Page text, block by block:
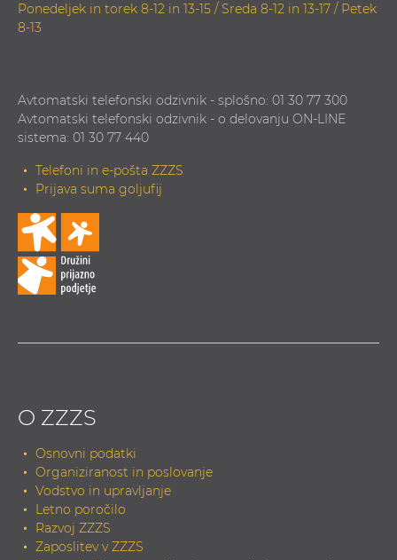
Ponedeljek in torek 8-12 in 13-15 / Sreda 8-12 in 13-17 / Petek
8-13
Avtomatski telefonski odzivnik - splošno: 01 30 77 300
Avtomatski telefonski odzivnik - o delovanju ON-LINE
sistema: 01 30 77 440
Telefoni in e-pošta ZZZS
Prijava suma goljufij
O ZZZS
Osnovni podatki
Organiziranost in poslovanje
Vodstvo in upravljanje
Letno poročilo
Razvoj ZZZS
Zaposlitev v ZZZS